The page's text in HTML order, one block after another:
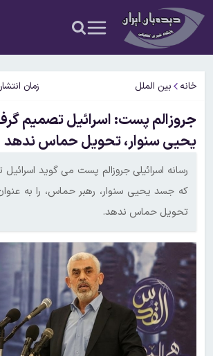
خانه بین الملل زمان
جروزالم پست: اسرائیل تصمیم
یحیی سنوار، تحویل حماس ندهد
رسانه اسرائیلی جروزالم پست می گوید
که جسد یحیی سنوار، رهبر حماس، را به
تحویل حماس ندهد.